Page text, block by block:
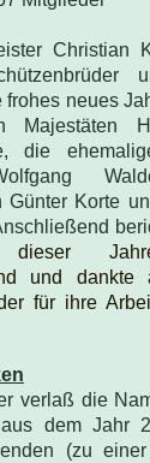
Christian
neues
Majestäten
die
Günter Korte
und dankte
für ihre
verlaß die
aus dem Jahr
(zu einer